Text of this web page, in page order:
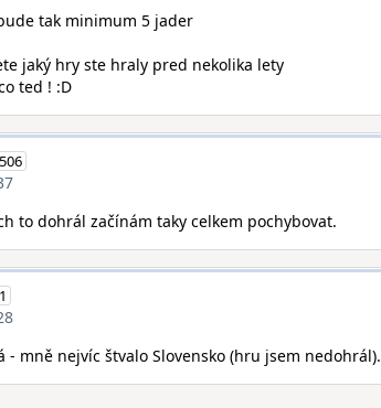
tak minimum 5 jader
jaký hry ste hraly pred nekolika lety
ted ! :D
to dohrál začínám taky celkem pochybovat.
- mně nejvíc štvalo Slovensko (hru jsem nedohrál).